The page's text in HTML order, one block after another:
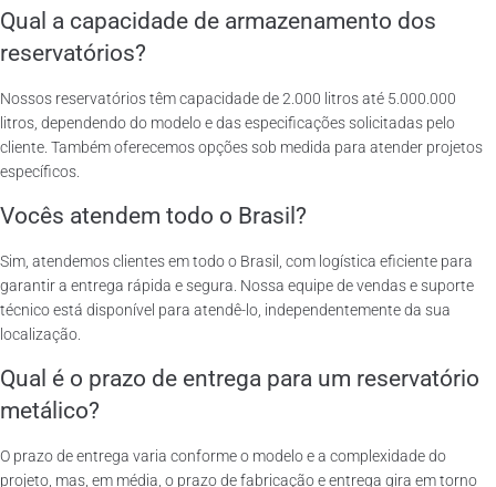
Qual a capacidade de armazenamento dos
reservatórios?
Nossos reservatórios têm capacidade de 2.000 litros até 5.000.000
litros, dependendo do modelo e das especificações solicitadas pelo
cliente. Também oferecemos opções sob medida para atender projetos
específicos.
Vocês atendem todo o Brasil?
Sim, atendemos clientes em todo o Brasil, com logística eficiente para
garantir a entrega rápida e segura. Nossa equipe de vendas e suporte
técnico está disponível para atendê-lo, independentemente da sua
localização.
Qual é o prazo de entrega para um reservatório
metálico?
O prazo de entrega varia conforme o modelo e a complexidade do
projeto, mas, em média, o prazo de fabricação e entrega gira em torno